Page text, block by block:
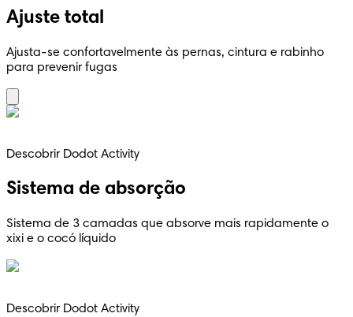
Ajuste total
Ajusta-se confortavelmente às pernas, cintura e rabinho
para prevenir fugas
Descobrir Dodot Activity
Sistema de absorção
Sistema de 3 camadas que absorve mais rapidamente o
xixi e o cocó líquido
Descobrir Dodot Activity